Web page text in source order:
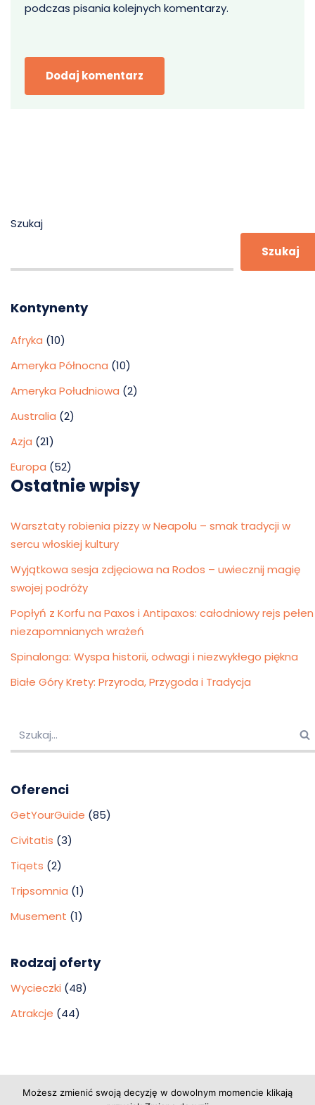
podczas pisania kolejnych komentarzy.
Szukaj
Szukaj
Kontynenty
Afryka (10)
Ameryka Północna (10)
Ameryka Południowa (2)
Australia (2)
Azja (21)
Europa (52)
Ostatnie wpisy
Warsztaty robienia pizzy w Neapolu – smak tradycji w
sercu włoskiej kultury
Wyjątkowa sesja zdjęciowa na Rodos – uwiecznij magię
swojej podróży
Popłyń z Korfu na Paxos i Antipaxos: całodniowy rejs pełen
niezapomnianych wrażeń
Spinalonga: Wyspa historii, odwagi i niezwykłego piękna
Białe Góry Krety: Przyroda, Przygoda i Tradycja
Oferenci
GetYourGuide (85)
Civitatis (3)
Tiqets (2)
Tripsomnia (1)
Musement (1)
Rodzaj oferty
Wycieczki (48)
Atrakcje (44)
Copyright © 2026 Grupa Probiz, CoWartoZwiedzic.pl
Możesz zmienić swoją decyzję w dowolnym momencie klikają